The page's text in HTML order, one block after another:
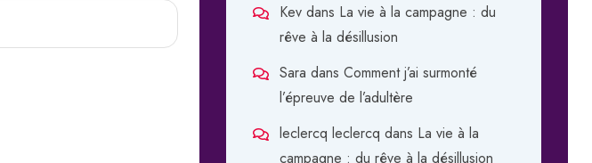
Kev dans La vie à la campagne : du
rêve à la désillusion
Sara dans Comment j’ai surmonté
l’épreuve de l’adultère
leclercq leclercq dans La vie à la
campagne : du rêve à la désillusion